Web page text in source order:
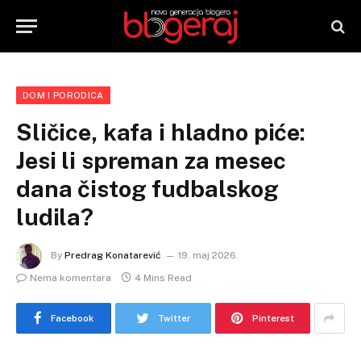
DOM I PORODICA
Sličice, kafa i hladno piće:
Jesi li spreman za mesec
dana čistog fudbalskog
ludila?
By Predrag Konatarević
19. maj 2026.
Nema komentara
4 Mins Read
Facebook Twitter Pinterest